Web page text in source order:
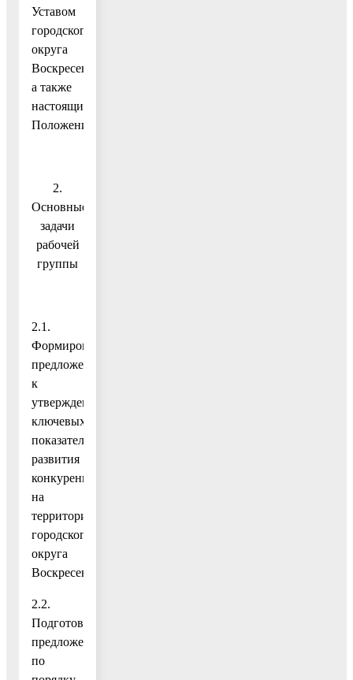
Уставом
городского
округа
Воскресенск,
а также
настоящим
Положением.
2.
Основные
задачи
рабочей
группы
2.1.
Формирование
предложений
к
утверждению
ключевых
показателей
развития
конкуренции
на
территории
городского
округа
Воскресенск.
2.2.
Подготовка
предложений
по